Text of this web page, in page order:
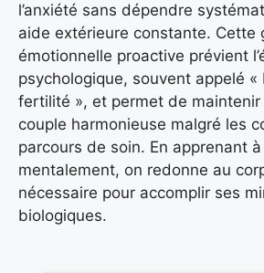
l’anxiété sans dépendre
aide extérieure constante. Cette
émotionnelle proactive prévient
psychologique, souvent appelé
fertilité », et permet de maintenir
couple harmonieuse malgré les
parcours de soin. En apprenant à
mentalement, on redonne au
nécessaire pour accomplir ses
biologiques.